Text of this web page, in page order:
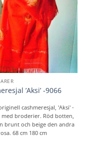
’Aksi’ -9066
cashmeresjal, 'Aksi' -
broderier. Röd botten,
brunt och beige den andra
68 cm 180 cm